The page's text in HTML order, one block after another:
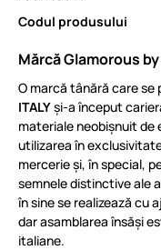
Codul produsului
Mărcă Glamorous by
O marcă tânără care
ITALYși-a început
materiale neobișnuit
utilizarea în
mercerie și, în special,
semnele distinctive ale
în sine se realizează cu
dar asamblarea însăși
italiane.